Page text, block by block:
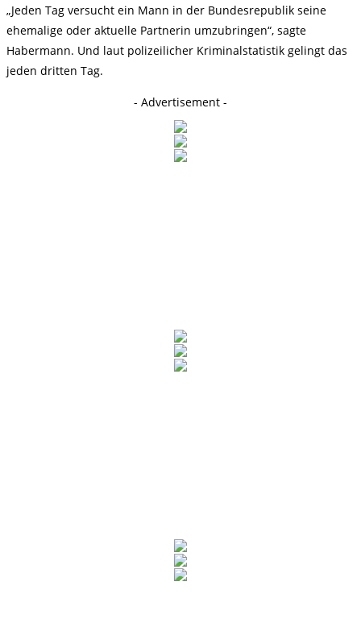
„Jeden Tag versucht ein Mann in der Bundesrepublik seine
ehemalige oder aktuelle Partnerin umzubringen“, sagte
Habermann. Und laut polizeilicher Kriminalstatistik gelingt das
jeden dritten Tag.
- Advertisement -